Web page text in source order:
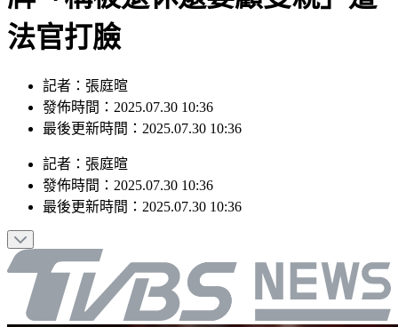
牌「稱被退休還要顧雙親」遭
法官打臉
記者：張庭暄
發佈時間：2025.07.30 10:36
記者：張庭暄
發佈時間：2025.07.30 10:36